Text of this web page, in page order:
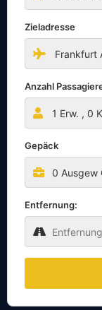
Zieladresse
Anzahl
1 Erw. , 0
Gepäck
0 Ausgew
Entfernung: